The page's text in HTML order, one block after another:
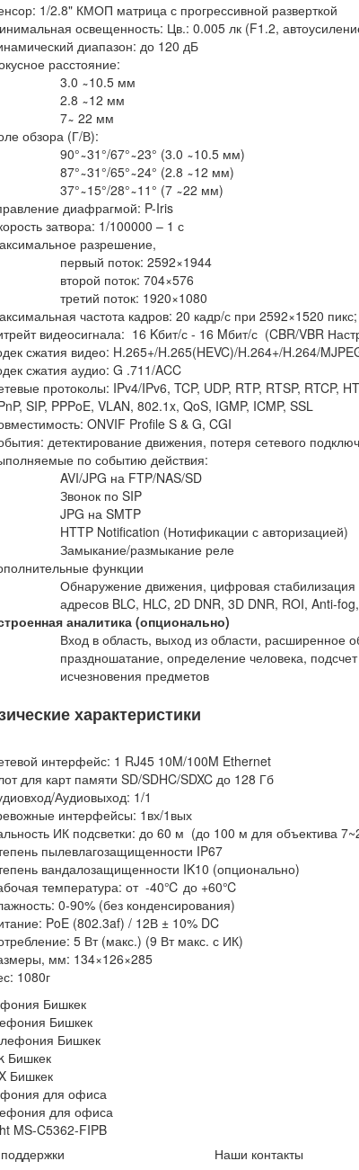
1/2.8" КМОП матрица с прогрессивной разверткой
освещенность: Цв.: 0.005 лк (F1.2,
диапазон: до 120 дБ
расстояние:
3.0 ̴ 10.5 мм
2.8 ̴ 12 мм
7 ̴ 22 мм
обзора (Г/В):
90° ̴ 31°/67° ̴ 23° (3.0 ̴ 10.5 мм)
87° ̴ 31°/65° ̴ 24° (2.8 ̴ 12 мм)
37° ̴ 15°/28° ̴ 11° (7 ̴ 22 мм)
диафрагмой: P-Iris
затвора: 1/100000 – 1 с
разрешение,
первый поток: 2592×1944
второй поток: 704×576
третий поток: 1920×1080
частота кадров: 20 кадр/с при 2592×1520
видеосигнала: 16 Kбит/с - 16 Mбит/с (CBR/VBR
сжатия видео: H.265+/H.265(HEVC)/H.264+/H.264/
сжатия аудио: G .711/ACC
протоколы: IPv4/IPv6, TCP, UDP, RTP, RTSP, RTCP,
SIP, PPPoE, VLAN, 802.1x, QoS, IGMP, ICMP, SSL
ONVIF Profile S & G, CGI
детектирование движения, потеря сетевого
по событию действия:
AVI/JPG на FTP/NAS/SD
Звонок по SIP
JPG на SMTP
HTTP Notification (Нотификации с авторизацией)
Замыкание/размыкание реле
функции
Обнаружение движения, цифровая
адресов BLC, HLC, 2D DNR, 3D DNR, ROI, Anti-
аналитика (опционально)
Вход в область, выход из области, расширенное
праздношатание, определение человека,
исчезновения предметов
характеристики
интерфейс: 1 RJ45 10M/100M Ethernet
для карт памяти SD/SDHC/SDXC до 128 Гб
Аудиовыход: 1/1
интерфейсы: 1вх/1вых
ИК подсветки: до 60 м (до 100 м для объектива
пылевлагозащищенности IP67
вандалозащищенности IK10 (опционально)
температура: от -40℃ до +60℃
0-90% (без конденсирования)
PoE (802.3af) / 12В ± 10% DC
5 Вт (макс.) (9 Вт макс. с ИК)
мм: 134×126×285
1080г
Бишкек
Бишкек
Бишкек
Бишкек
Бишкек
для офиса
для офиса
MS-C5362-FIPB
Наши контакты